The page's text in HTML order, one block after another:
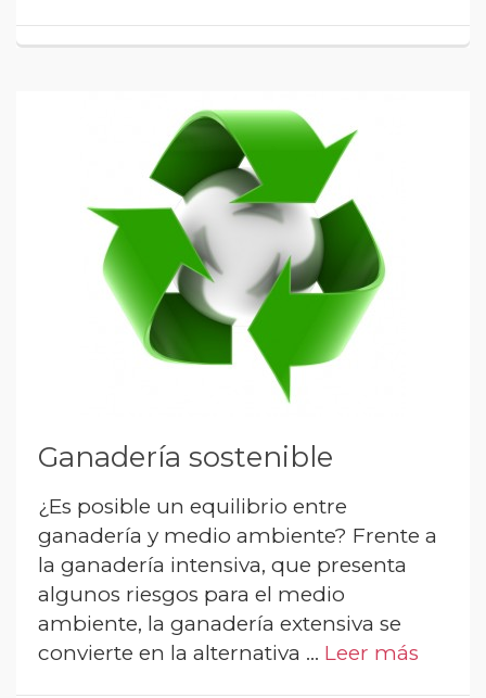
Ganadería sostenible
¿Es posible un equilibrio entre
ganadería y medio ambiente? Frente a
la ganadería intensiva, que presenta
algunos riesgos para el medio
ambiente, la ganadería extensiva se
convierte en la alternativa … Leer más